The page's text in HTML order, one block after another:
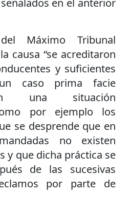
en el anterior
Máximo Tribunal
causa “se acreditaron
y suficientes
caso prima facie
una situación
por ejemplo los
se desprende que en
no existen
y que dicha práctica se
de las sucesivas
por parte de